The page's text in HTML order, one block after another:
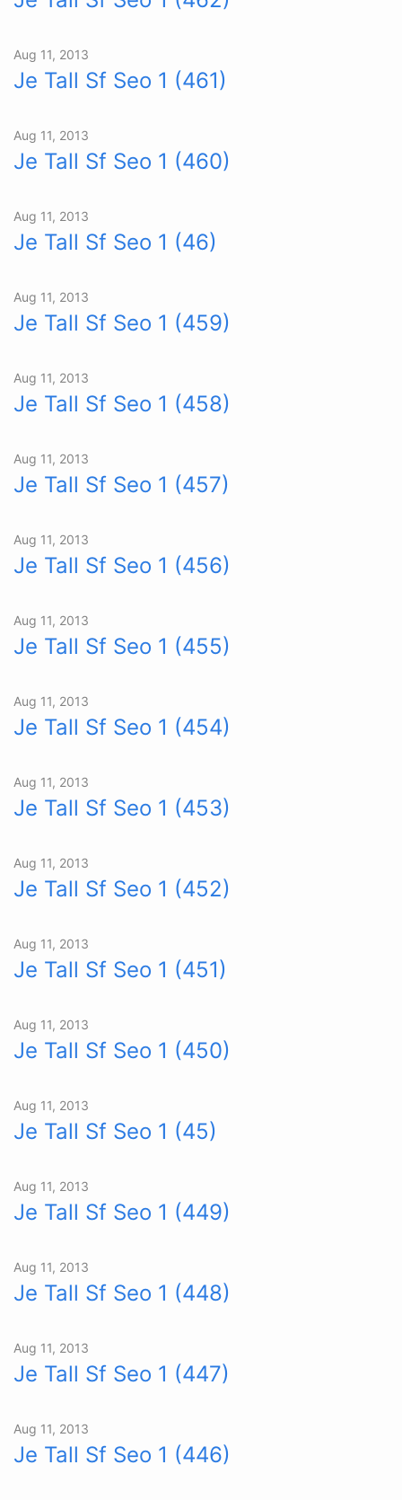
Aug 11, 2013
Je Tall Sf Seo 1 (461)
Aug 11, 2013
Je Tall Sf Seo 1 (460)
Aug 11, 2013
Je Tall Sf Seo 1 (46)
Aug 11, 2013
Je Tall Sf Seo 1 (459)
Aug 11, 2013
Je Tall Sf Seo 1 (458)
Aug 11, 2013
Je Tall Sf Seo 1 (457)
Aug 11, 2013
Je Tall Sf Seo 1 (456)
Aug 11, 2013
Je Tall Sf Seo 1 (455)
Aug 11, 2013
Je Tall Sf Seo 1 (454)
Aug 11, 2013
Je Tall Sf Seo 1 (453)
Aug 11, 2013
Je Tall Sf Seo 1 (452)
Aug 11, 2013
Je Tall Sf Seo 1 (451)
Aug 11, 2013
Je Tall Sf Seo 1 (450)
Aug 11, 2013
Je Tall Sf Seo 1 (45)
Aug 11, 2013
Je Tall Sf Seo 1 (449)
Aug 11, 2013
Je Tall Sf Seo 1 (448)
Aug 11, 2013
Je Tall Sf Seo 1 (447)
Aug 11, 2013
Je Tall Sf Seo 1 (446)